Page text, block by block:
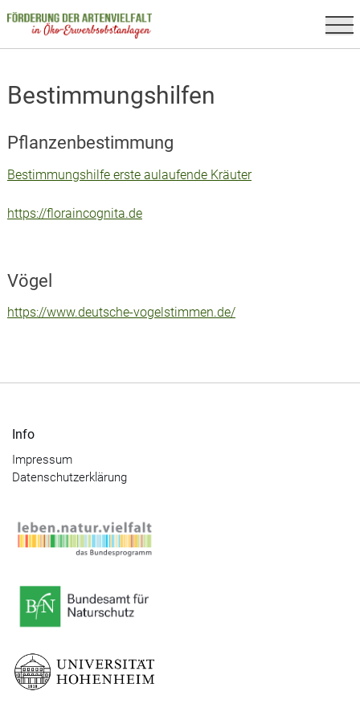
Skip
to
content
Bestimmungshilfen
Pflanzenbestimmung
Bestimmungshilfe erste aulaufende Kräuter
https://floraincognita.de
Vögel
https://www.deutsche-vogelstimmen.de/
Info
Impressum
Datenschutzerklärung